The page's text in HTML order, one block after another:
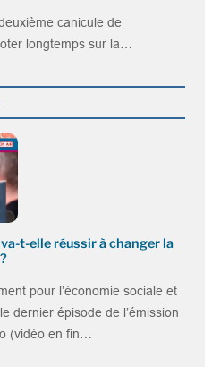
canicule de
longtemps sur la…
va-t-elle réussir à changer la
pour l’économie sociale et
dernier épisode de l’émission
(vidéo en fin…